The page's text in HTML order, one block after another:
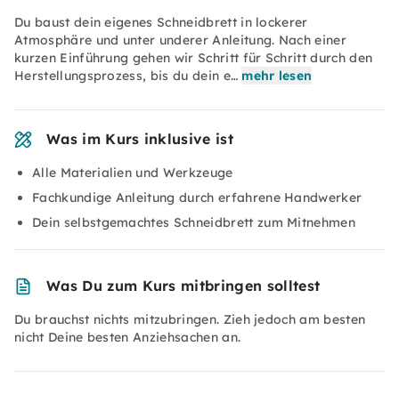
Du baust dein eigenes Schneidbrett in lockerer
Atmosphäre und unter underer Anleitung. Nach einer
kurzen Einführung gehen wir Schritt für Schritt durch den
Herstellungsprozess, bis du dein e… mehr lesen
Was im Kurs inklusive ist
Alle Materialien und Werkzeuge
Fachkundige Anleitung durch erfahrene Handwerker
Dein selbstgemachtes Schneidbrett zum Mitnehmen
Was Du zum Kurs mitbringen solltest
Du brauchst nichts mitzubringen. Zieh jedoch am besten
nicht Deine besten Anziehsachen an.